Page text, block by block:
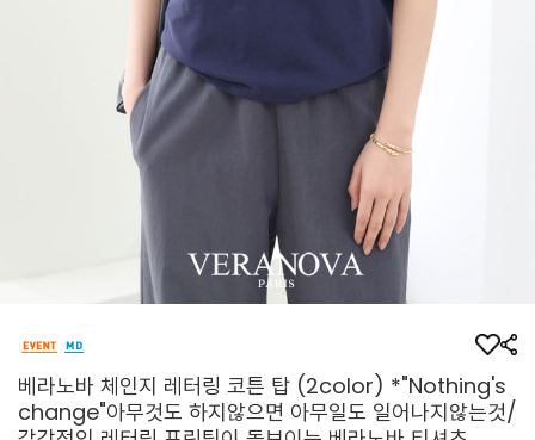
베라노바 체인지 레터링 코튼 탑 (2color) *"Nothing's
change"아무것도 하지않으면 아무일도 일어나지않는것/